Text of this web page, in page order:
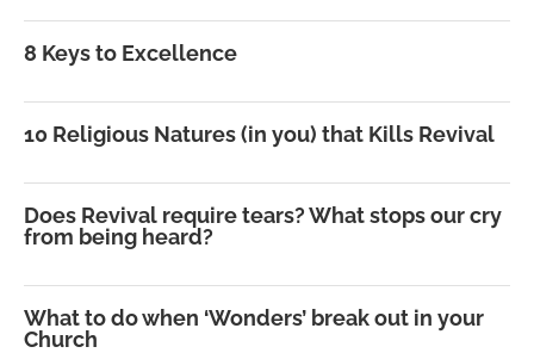
8 Keys to Excellence
10 Religious Natures (in you) that Kills Revival
Does Revival require tears? What stops our cry
from being heard?
What to do when ‘Wonders’ break out in your
Church